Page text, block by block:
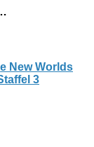
New Worlds
3